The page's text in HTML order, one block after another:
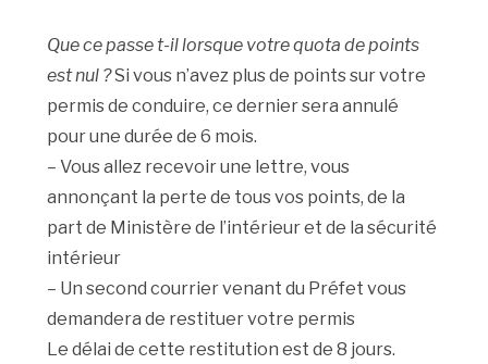
Que ce passe t-il lorsque votre quota de points
est nul ?Si vous n’avez plus de points sur votre
permis de conduire, ce dernier sera annulé
pour une durée de 6 mois.
– Vous allez recevoir une lettre, vous
annonçant la perte de tous vos points, de la
part de Ministère de l’intérieur et de la sécurité
intérieur
– Un second courrier venant du Préfet vous
demandera de restituer votre permis
Le délai de cette restitution est de 8 jours.